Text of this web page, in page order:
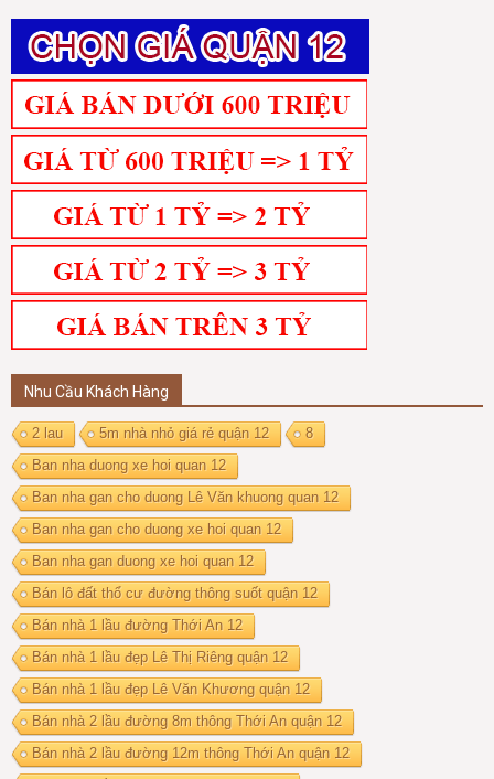
Nhu Cầu Khách Hàng
2 lau 5m nhà nhỏ giá rẻ quận 12
8
Ban nha duong xe hoi quan 12
Ban nha gan cho duong Lê Văn khuong quan 12
Ban nha gan cho duong xe hoi quan 12
Ban nha gan duong xe hoi quan 12
Bán lô đất thổ cư đường thông suốt quận 12
Bán nhà 1 lầu đường Thới An 12
Bán nhà 1 lầu đẹp Lê Thị Riêng quận 12
Bán nhà 1 lầu đẹp Lê Văn Khương quận 12
Bán nhà 2 lầu đường 8m thông Thới An quận 12
Bán nhà 2 lầu đường 12m thông Thới An quận 12